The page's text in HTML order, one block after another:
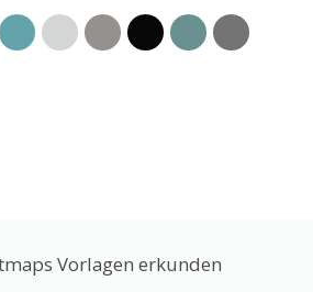
Vorlagen erkunden